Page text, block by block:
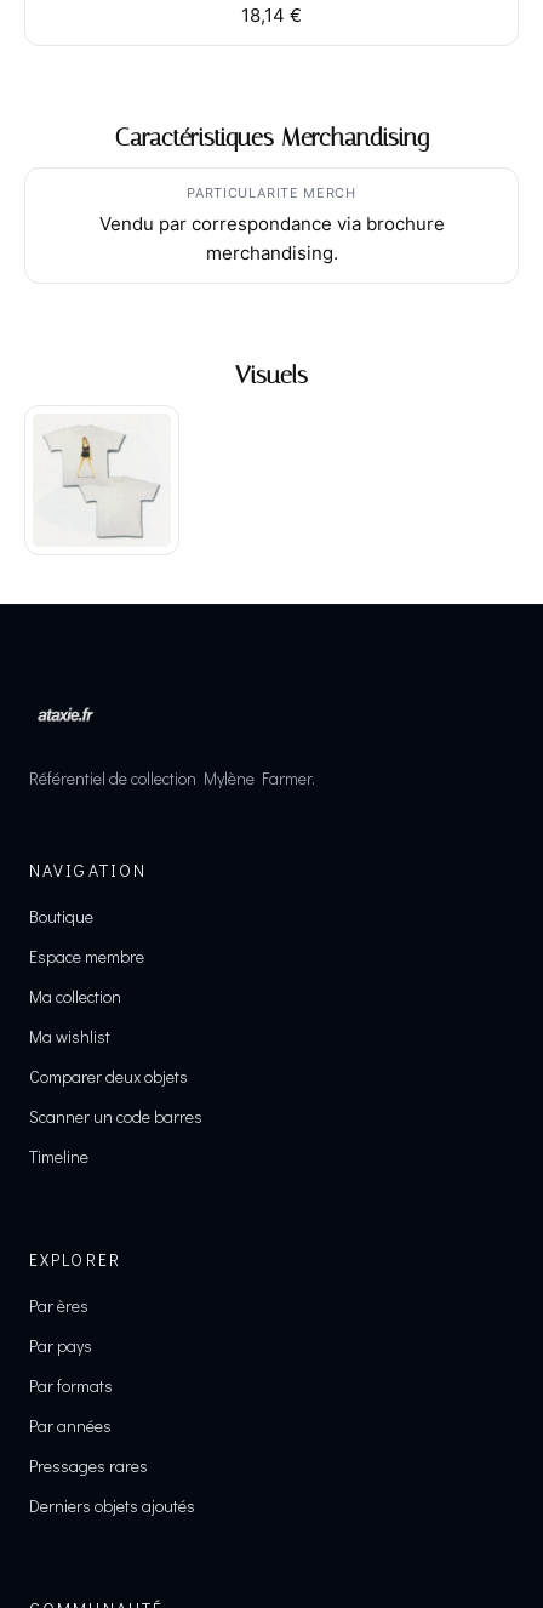
18,14 €
Caractéristiques Merchandising
PARTICULARITE MERCH
Vendu par correspondance via brochure
merchandising.
Visuels
Référentiel de collection Mylène Farmer.
NAVIGATION
Boutique
Espace membre
Ma collection
Ma wishlist
Comparer deux objets
Scanner un code barres
Timeline
EXPLORER
Par ères
Par pays
Par formats
Par années
Pressages rares
Derniers objets ajoutés